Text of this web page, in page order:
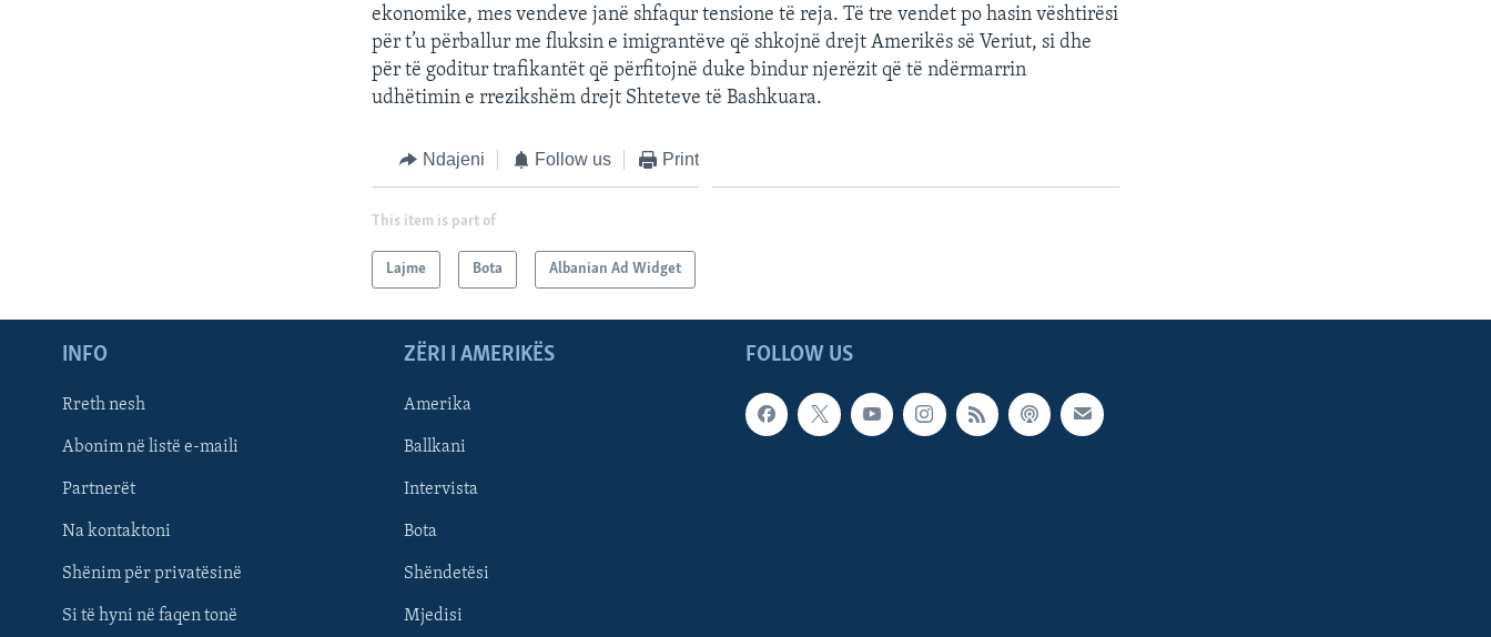
FOLLOW US
ekonomike, mes vendeve janë shfaqur tensione të reja. Të tre vendet po hasin vështirësi
për t’u përballur me fluksin e imigrantëve që shkojnë drejt Amerikës së Veriut, si dhe
për të goditur trafikantët që përfitojnë duke bindur njerëzit që të ndërmarrin
udhëtimin e rrezikshëm drejt Shteteve të Bashkuara.
Ndajeni Follow us Print
This item is part of
Lajme Bota Albanian Ad Widget
FOLLOW US
INFO
Rreth nesh
Abonim në listë e-maili
Partnerët
Na kontaktoni
Shënim për privatësinë
Si të hyni në faqen tonë
ZËRI I AMERIKËS
Amerika
Ballkani
Intervista
Bota
Shëndetësi
Mjedisi